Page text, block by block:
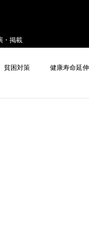
・掲載
貧困対策 健康寿命延伸